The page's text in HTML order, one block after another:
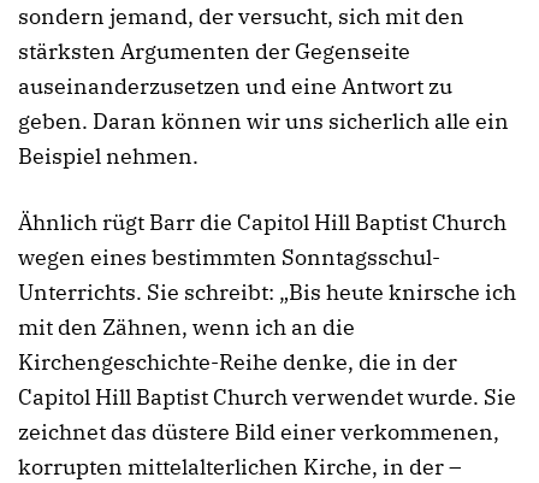
sondern jemand, der versucht, sich mit den
stärksten Argumenten der Gegenseite
auseinanderzusetzen und eine Antwort zu
geben. Daran können wir uns sicherlich alle ein
Beispiel nehmen.
Ähnlich rügt Barr die Capitol Hill Baptist Church
wegen eines bestimmten Sonntagsschul-
Unterrichts. Sie schreibt: „Bis heute knirsche ich
mit den Zähnen, wenn ich an die
Kirchengeschichte-Reihe denke, die in der
Capitol Hill Baptist Church verwendet wurde. Sie
zeichnet das düstere Bild einer verkommenen,
korrupten mittelalterlichen Kirche, in der –